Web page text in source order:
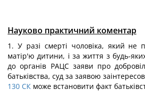
Науково практичний коментар
1. У разі смерті чоловіка, який не
матір'ю дитини, і за життя з будь-
до органів РАЦС заяви про
батьківства, суд за заявою
130 СК може встановити факт